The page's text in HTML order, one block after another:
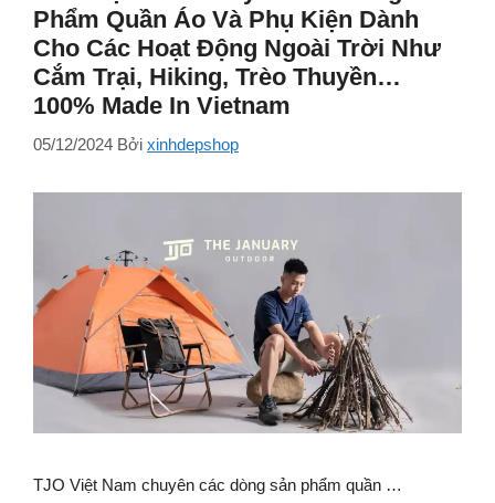
Phẩm Quần Áo Và Phụ Kiện Dành
Cho Các Hoạt Động Ngoài Trời Như
Cắm Trại, Hiking, Trèo Thuyền…
100% Made In Vietnam
05/12/2024 Bởi xinhdepshop
TJO Việt Nam chuyên các dòng sản phẩm quần …